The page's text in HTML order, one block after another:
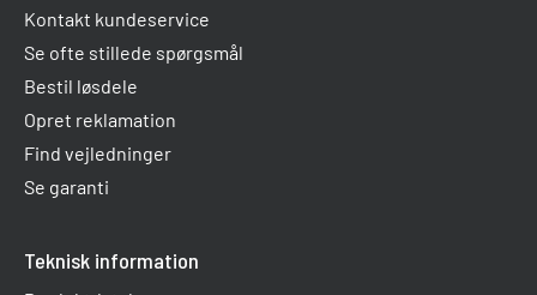
Kontakt kundeservice
Se ofte stillede spørgsmål
Bestil løsdele
Opret reklamation
Find vejledninger
Se garanti
Teknisk information